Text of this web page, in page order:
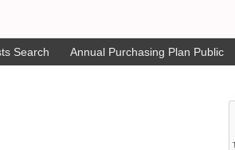
Search Annual Purchasing Plan Public